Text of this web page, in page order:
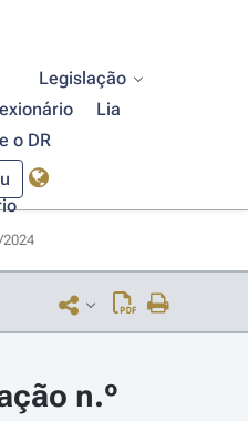
Legislação
Lia
o DR
2024
n.º